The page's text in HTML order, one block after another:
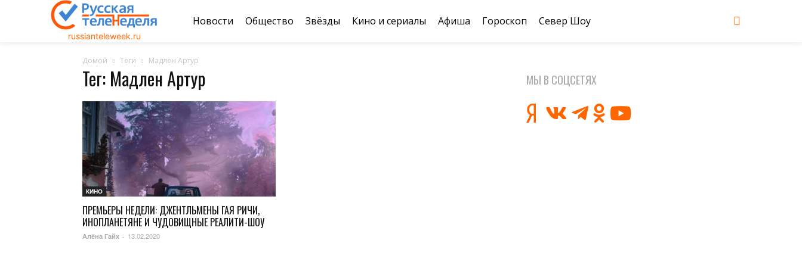
russianteleweek.ru
Новости Общество Звёзды Кино и сериалы Афиша Гороскоп Север Шоу
Домой Теги Мадлен Артур
Тег: Мадлен Артур
КИНО
ПРЕМЬЕРЫ НЕДЕЛИ: ДЖЕНТЛЬМЕНЫ ГАЯ РИЧИ,
ИНОПЛАНЕТЯНЕ И ЧУДОВИЩНЫЕ РЕАЛИТИ-ШОУ
Алёна Гайх - 13.02.2020
МЫ В СОЦСЕТЯХ